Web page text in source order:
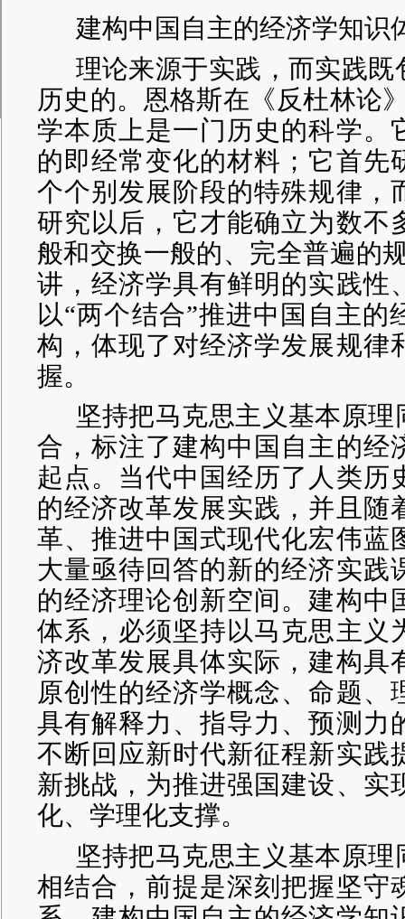
建构中国自主的经济学知识
理论来源于实践，而实践
历史的。恩格斯在《反杜林论
学本质上是一门历史的科学。
的即经常变化的材料；它首先
个个别发展阶段的特殊规律，
研究以后，它才能确立为数不
般和交换一般的、完全普遍的
讲，经济学具有鲜明的实践性
以“两个结合”推进中国自主的
构，体现了对经济学发展规律
握。
坚持把马克思主义基本原
合，标注了建构中国自主的经
起点。当代中国经历了人类历
的经济改革发展实践，并且随
革、推进中国式现代化宏伟蓝
大量亟待回答的新的经济实践
的经济理论创新空间。建构中
体系，必须坚持以马克思主义
济改革发展具体实际，建构具
原创性的经济学概念、命题、
具有解释力、指导力、预测力
不断回应新时代新征程新实践
新挑战，为推进强国建设、实
化、学理化支撑。
坚持把马克思主义基本原
相结合，前提是深刻把握坚守